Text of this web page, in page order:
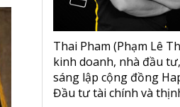
Thai Pham (Phạm Lê
kinh doanh, nhà đầu
sáng lập cộng đồng
Đầu tư tài chính và